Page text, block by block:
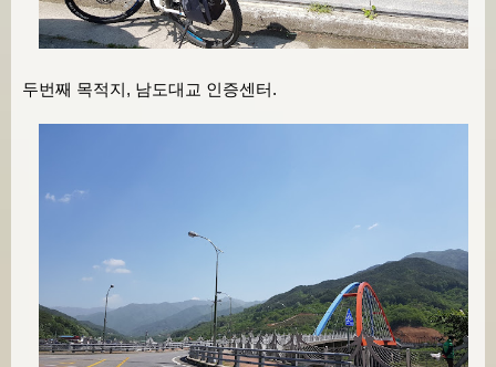
두번째 목적지, 남도대교 인증센터.